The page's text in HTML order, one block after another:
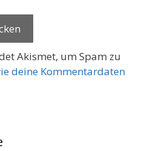
Akismet, um Spam zu
deine Kommentardaten